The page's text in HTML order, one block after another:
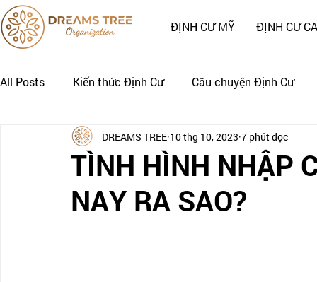
ĐỊNH CƯ MỸ ĐỊNH CƯ
All Posts Kiến thức Định Cư Câu chuyện Định Cư
Nhật Ký Định Cư của Khách Hàng CÂU CHUYỆN
TÌNH HÌNH NHẬP
NAY RA SAO?
DREAMS TREE 10 thg 10, 2023 7 phút đọc